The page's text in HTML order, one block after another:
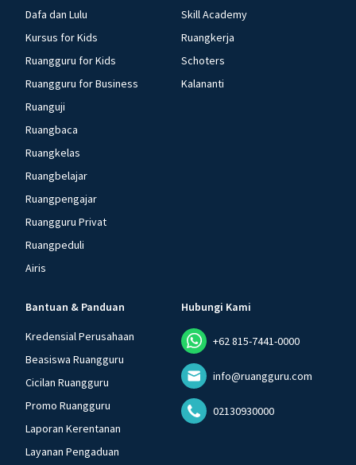
Dafa dan Lulu
Kursus for Kids
Ruangguru for Kids
Ruangguru for Business
Ruanguji
Ruangbaca
Ruangkelas
Ruangbelajar
Ruangpengajar
Ruangguru Privat
Ruangpeduli
Airis
Skill Academy
Ruangkerja
Schoters
Kalananti
Bantuan & Panduan
Kredensial Perusahaan
Beasiswa Ruangguru
Cicilan Ruangguru
Promo Ruangguru
Laporan Kerentanan
Layanan Pengaduan
Hubungi Kami
+62 815-7441-0000
info@ruangguru.com
02130930000